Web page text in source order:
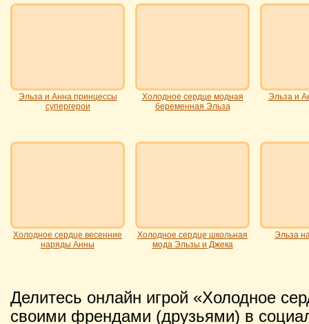
Эльза и Анна принцессы
супергерои
Холодное сердце модная
беременная Эльза
Эльза и
Холодное сердце весенние
наряды Анны
Холодное сердце школьная
мода Эльзы и Джека
Эльза
Делитесь онлайн игрой «Холодное
своими френдами (друзьями) в